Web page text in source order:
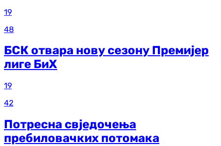
19
48
БСК отвара нову сезону Премијер
лиге БиХ
19
42
Потресна свједочења
пребиловачких потомака